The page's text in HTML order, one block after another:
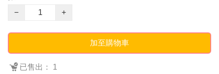
−
+
加至購物車
已售出： 1